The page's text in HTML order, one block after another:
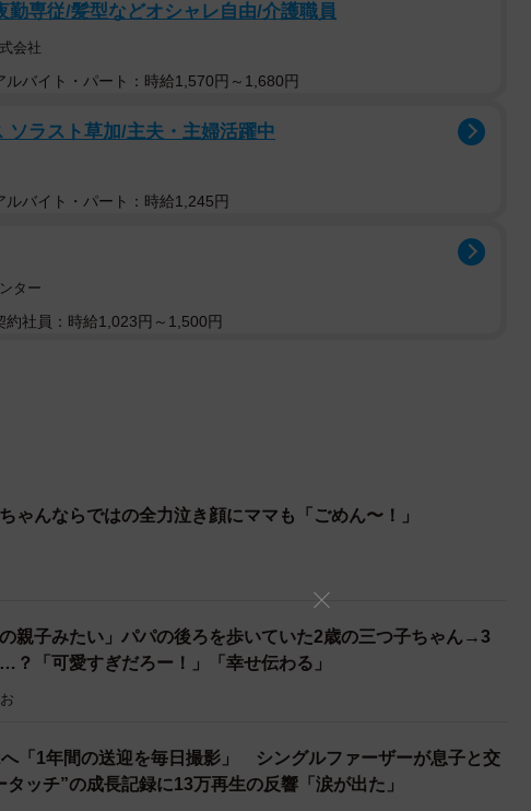
コ笑顔の赤ちゃん。途中でびっくりして泣き顔に……！動画に
女の子ちーちゃん。可愛らしい表情の変化に、「泣く瞬間の下
れで泣いちゃうの？かわいすぎる…」と反響が寄せられまし
た状態で、ママを見つめています。ご機嫌な姿を動画に残そ
ちーちゃんをあやしていました。「うわっ！」とママが優しく
勤専従/髪型などオシャレ自由/介護職員
会社
ルバイト・パート：時給1,570円～1,680円
ソラスト草加/主夫・主婦活躍中
ルバイト・パート：時給1,245円
ター
約社員：時給1,023円～1,500円
ちゃんならではの全力泣き顔にママも「ごめん〜！」
の親子みたい」パパの後ろを歩いていた2歳の三つ子ちゃん→3
？「可愛すぎだろー！」「幸せ伝わる」
「1年間の送迎を毎日撮影」 シングルファーザーが息子と交
タッチ”の成長記録に13万再生の反響「涙が出た」